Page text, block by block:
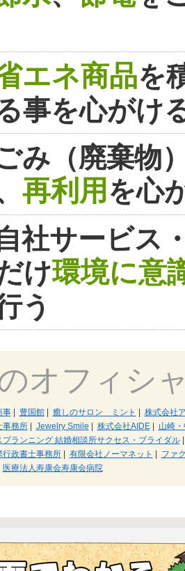
エネ商品を
事を心がけ
み（廃棄物
再利用を心
社サービス
け環境に意
う
オフィシ
事| 豊国館| 癒しのサロン ミント
株式会社
事務所| Jewelry Smile 株式会社AIDE|
山崎
ランニング 結婚相談所サクセス・ブライダル|
行政書士事務所| 有限会社ノーマネット
ファ
医療法人寿康会寿康会病院